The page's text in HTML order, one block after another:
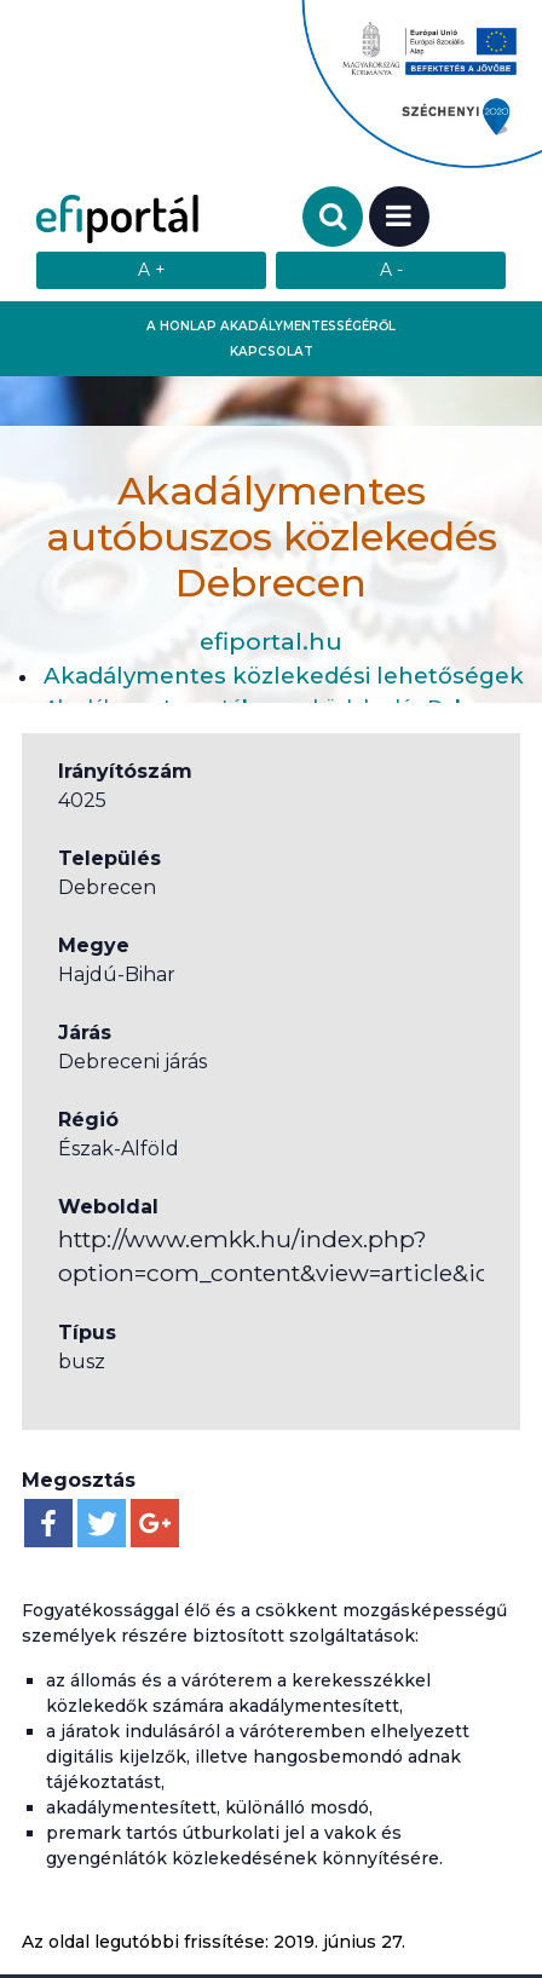
A HONLAP AKADÁLYMENTESSÉGÉRŐL
KAPCSOLAT
Keresendő szó:
MENÜ
Akadálymentes
autóbuszos közlekedés
Debrecen
efiportal.hu
Akadálymentes közlekedési lehetőségek
Akadálymentes autóbuszos közlekedés Debrecen
Irányítószám
4025
Település
Debrecen
Megye
Hajdú-Bihar
Járás
Debreceni járás
Régió
Észak-Alföld
Weboldal
http://www.emkk.hu/index.php?
Típus
busz
Megosztás
Fogyatékossággal élő és a csökkent mozgásképességű
személyek részére biztosított szolgáltatások:
az állomás és a váróterem a kerekesszékkel
közlekedők számára akadálymentesített,
a járatok indulásáról a váróteremben elhelyezett
digitális kijelzők, illetve hangosbemondó adnak
tájékoztatást,
akadálymentesített, különálló mosdó,
premark tartós útburkolati jel a vakok és
gyengénlátók közlekedésének könnyítésére.
Az oldal legutóbbi frissítése: 2019. június 27.